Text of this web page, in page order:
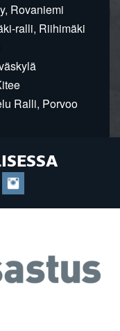
Rovaniemi
ralli, Riihimäki
Ralli, Porvoo